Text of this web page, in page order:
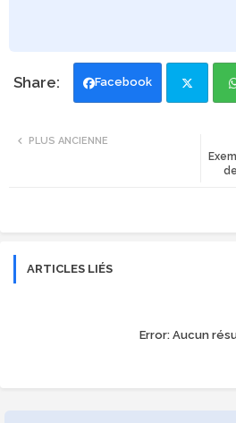
Facebook
PLUS ANCIENNE
ARTICLES LIÉS
Error:Aucun